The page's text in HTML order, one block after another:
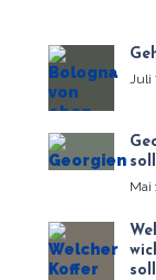
Juli
Mai